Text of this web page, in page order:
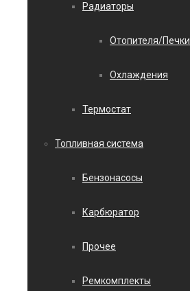
Радиаторы
Отопителя/Печки
Охлаждения
Термостат
Топливная система
Бензонасосы
Карбюратор
Прочее
Ремкомплекты